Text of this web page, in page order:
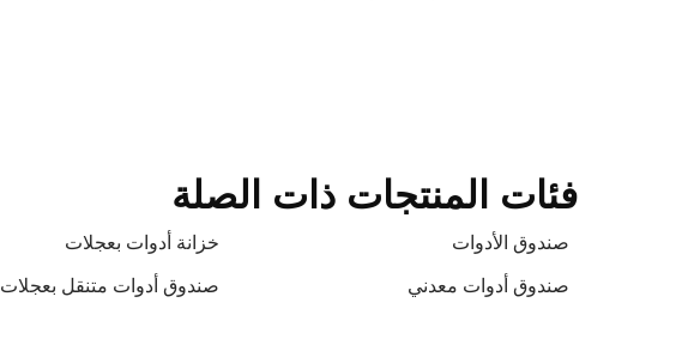
فئات المنتجات ذات الصلة
صندوق الأدوات خزانة أدوات بعجلات
صندوق أدوات معدني
صندوق أدوات متنقل بعجلات